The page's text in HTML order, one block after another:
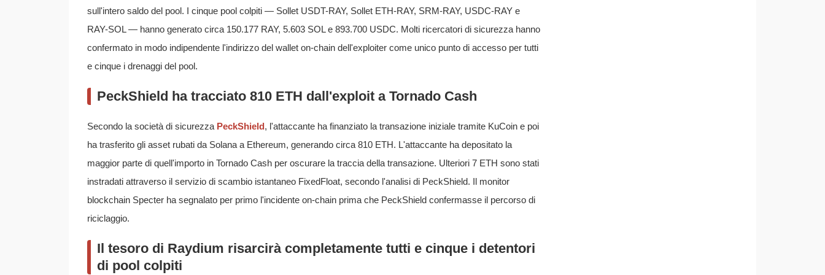
sull'intero saldo del pool. I cinque pool colpiti — Sollet USDT-RAY, Sollet ETH-RAY, SRM-RAY, USDC-RAY e
RAY-SOL — hanno generato circa 150.177 RAY, 5.603 SOL e 893.700 USDC. Molti ricercatori di sicurezza hanno
confermato in modo indipendente l'indirizzo del wallet on-chain dell'exploiter come unico punto di accesso per tutti
e cinque i drenaggi del pool.
PeckShield ha tracciato 810 ETH dall'exploit a Tornado Cash
Secondo la società di sicurezza PeckShield, l'attaccante ha finanziato la transazione iniziale tramite KuCoin e poi
ha trasferito gli asset rubati da Solana a Ethereum, generando circa 810 ETH. L'attaccante ha depositato la
maggior parte di quell'importo in Tornado Cash per oscurare la traccia della transazione. Ulteriori 7 ETH sono stati
instradati attraverso il servizio di scambio istantaneo FixedFloat, secondo l'analisi di PeckShield. Il monitor
blockchain Specter ha segnalato per primo l'incidente on-chain prima che PeckShield confermasse il percorso di
riciclaggio.
Il tesoro di Raydium risarcirà completamente tutti e cinque i detentori
di pool colpiti